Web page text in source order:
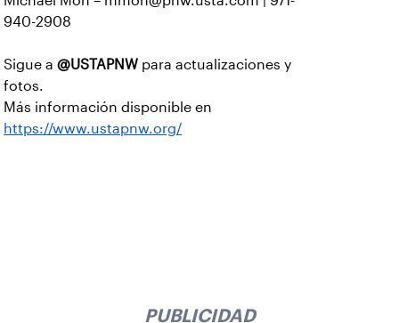
940-2908
Sigue a @USTAPNW para actualizaciones y
fotos.
Más información disponible en
https://www.ustapnw.org/
PUBLICIDAD